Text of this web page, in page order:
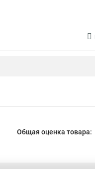
Общая оценка товара: